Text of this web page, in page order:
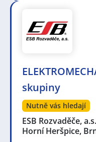
skupiny
Nutně vás hledají
ESB Rozvaděče, a.s.
Horní Heršpice,